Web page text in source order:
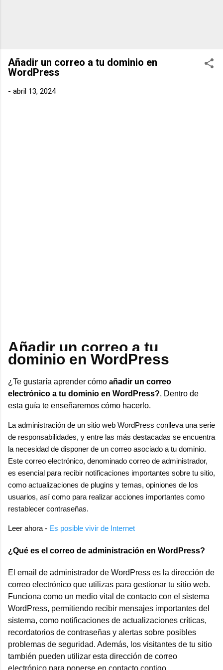
Añadir un correo a tu dominio en
WordPress
- abril 13, 2024
Añadir un correo a tu
dominio en WordPress
¿Te gustaría aprender cómo añadir un correo
electrónico a tu dominio en WordPress?, Dentro de
esta guía te enseñaremos cómo hacerlo.
La administración de un sitio web WordPress conlleva una serie
de responsabilidades, y entre las más destacadas se encuentra
la necesidad de disponer de un correo asociado a tu dominio.
Este correo electrónico, denominado correo de administrador,
es esencial para recibir notificaciones importantes sobre tu sitio,
como actualizaciones de plugins y temas, opiniones de los
usuarios, así como para realizar acciones importantes como
restablecer contraseñas.
Leer ahora - Es posible vivir de Internet
¿Qué es el correo de administración en WordPress?
El email de administrador de WordPress es la dirección de
correo electrónico que utilizas para gestionar tu sitio web.
Funciona como un medio vital de contacto con el sistema
WordPress, permitiendo recibir mensajes importantes del
sistema, como notificaciones de actualizaciones críticas,
recordatorios de contraseñas y alertas sobre posibles
problemas de seguridad. Además, los visitantes de tu sitio
también pueden utilizar esta dirección de correo